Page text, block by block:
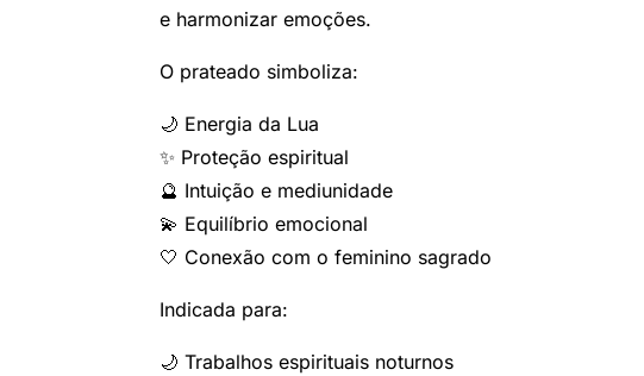
e harmonizar emoções.
O prateado simboliza:
🌙 Energia da Lua
✨ Proteção espiritual
🔮 Intuição e mediunidade
💫 Equilíbrio emocional
🤍 Conexão com o feminino sagrado
Indicada para:
🌙 Trabalhos espirituais noturnos